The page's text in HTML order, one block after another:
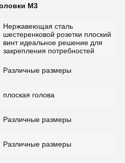
M3
Нержавеющая сталь
шестеренковой розетки плоский
винт идеальное решение для
закрепления потребностей
Различные размеры
плоская голова
Различные размеры
Различные размеры